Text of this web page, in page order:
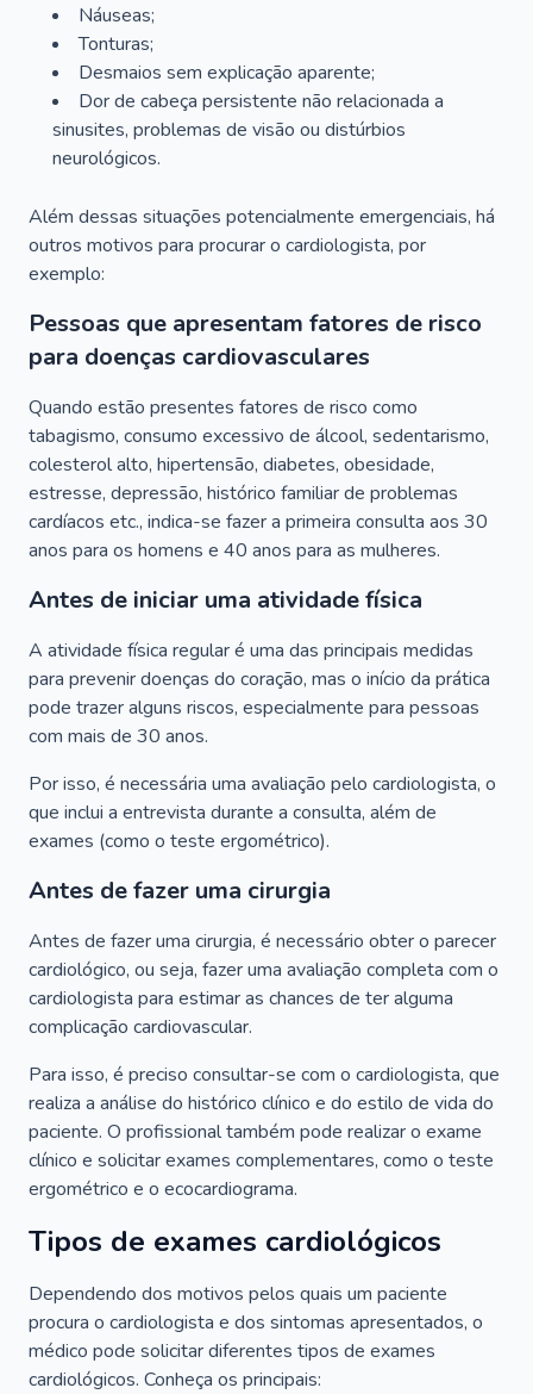
Náuseas;
Tonturas;
Desmaios sem explicação aparente;
Dor de cabeça persistente não relacionada a
sinusites, problemas de visão ou distúrbios
neurológicos.
Além dessas situações potencialmente emergenciais, há
outros motivos para procurar o cardiologista, por
exemplo:
Pessoas que apresentam fatores de risco
para doenças cardiovasculares
Quando estão presentes fatores de risco como
tabagismo, consumo excessivo de álcool, sedentarismo,
colesterol alto, hipertensão, diabetes, obesidade,
estresse, depressão, histórico familiar de problemas
cardíacos etc., indica-se fazer a primeira consulta aos 30
anos para os homens e 40 anos para as mulheres.
Antes de iniciar uma atividade física
A atividade física regular é uma das principais medidas
para prevenir doenças do coração, mas o início da prática
pode trazer alguns riscos, especialmente para pessoas
com mais de 30 anos.
Por isso, é necessária uma avaliação pelo cardiologista, o
que inclui a entrevista durante a consulta, além de
exames (como o teste ergométrico).
Antes de fazer uma cirurgia
Antes de fazer uma cirurgia, é necessário obter o parecer
cardiológico, ou seja, fazer uma avaliação completa com o
cardiologista para estimar as chances de ter alguma
complicação cardiovascular.
Para isso, é preciso consultar-se com o cardiologista, que
realiza a análise do histórico clínico e do estilo de vida do
paciente. O profissional também pode realizar o exame
clínico e solicitar exames complementares, como o teste
ergométrico e o ecocardiograma.
Tipos de exames cardiológicos
Dependendo dos motivos pelos quais um paciente
procura o cardiologista e dos sintomas apresentados, o
médico pode solicitar diferentes tipos de exames
cardiológicos. Conheça os principais: